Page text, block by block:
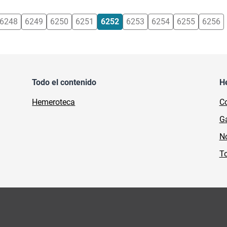
6249 6250 6251 6252 6253 6254 6255 6256
Todo el contenido
Hemeroteca